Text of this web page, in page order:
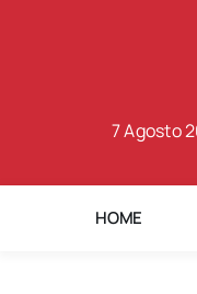
7 Agosto
HOME